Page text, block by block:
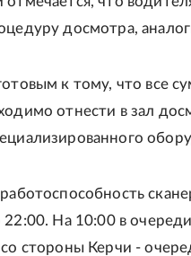
досмотра,
к тому, что все
отнести в зал
На 10:00 в
стороны Керчи -